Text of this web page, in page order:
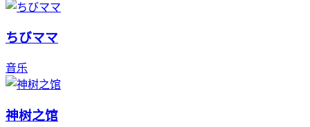
ちびママ
音乐
神树之馆